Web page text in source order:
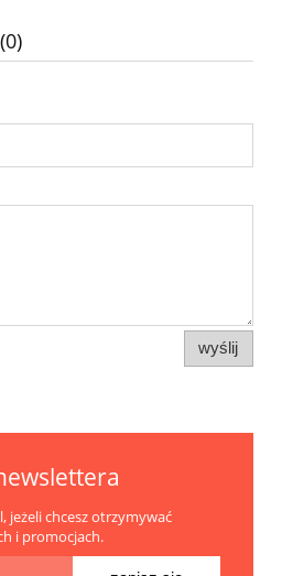
wyślij
jeżeli chcesz otrzymywać
i promocjach.